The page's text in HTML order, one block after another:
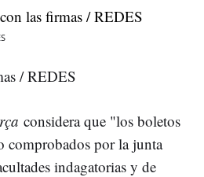
/ REDES
considera que "los boletos
comprobados por la junta
indagatorias y de